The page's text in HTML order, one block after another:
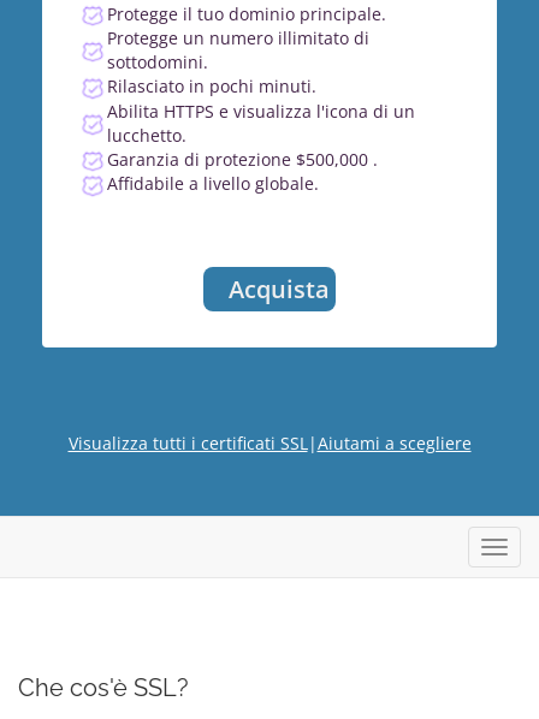
Protegge il tuo dominio principale.
Protegge un numero illimitato di
sottodomini.
Rilasciato in pochi minuti.
Abilita HTTPS e visualizza l'icona di un
lucchetto.
Garanzia di protezione $500,000 .
Affidabile a livello globale.
Acquista
Visualizza tutti i certificati SSL |Aiutami a scegliere
Attiva
Che cos'è SSL?